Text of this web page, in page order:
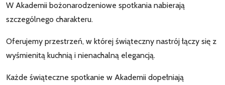
W Akademii bożonarodzeniowe spotkania nabierają
szczególnego charakteru.
Oferujemy przestrzeń, w której świąteczny nastrój łączy się z
wyśmienitą kuchnią i nienachalną elegancją.
Każde świąteczne spotkanie w Akademii dopełniają